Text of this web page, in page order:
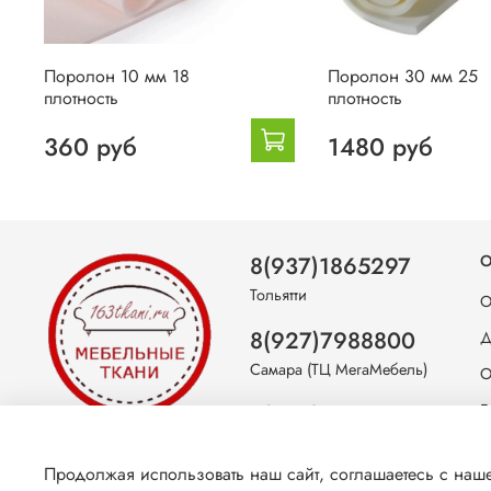
Поролон 10 мм 18
плотность
360 руб
Поролон 30 мм 25
плотность
1480 руб
8(937)1865297
Тольятти
8(927)7988800
Самара (ТЦ МегаМебель)
8(927)7360008
Продолжая использовать наш сайт, соглашаетесь с